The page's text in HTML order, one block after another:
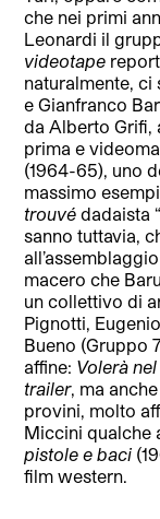
che nei primi
Leonardi il
videotape
naturalmente, ci
e Gianfranco
da Alberto Grifi,
prima e
(1964-65), uno
massimo
trouvé dadaista
sanno tuttavia,
macero che
un collettivo di
Pignotti,
Bueno (Gruppo
affine: Volerà
trailer, ma
provini, molto
Miccini qualche
pistole e baci
film western.